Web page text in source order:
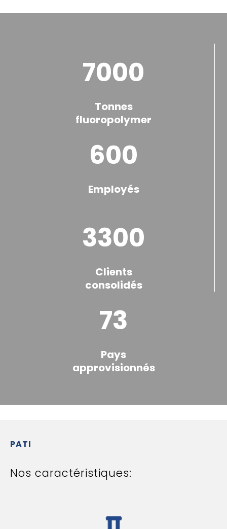
7000
Tonnes
fluoropolymer
600
Employés
3300
Clients
consolidés
73
Pays
approvisionnés
PATI
Nos caractéristiques: